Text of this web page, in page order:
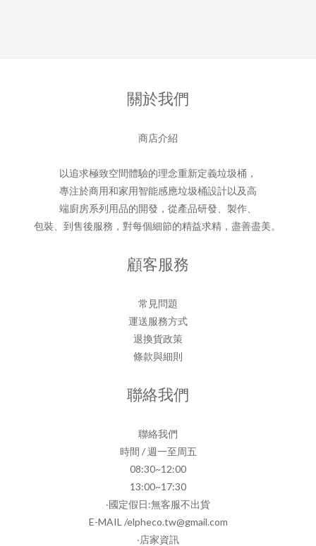
關於我們
商店介紹
以追求極致空間體驗的理念重新定義垃圾桶，
專注於商用和家用智能感應垃圾桶設計以及高
端廚房系列用品的開發，從產品研發、製作、
包裝、到售後服務，對每個細節的精益求精，盡善盡美。
顧客服務
常見問題
運送服務方式
退換貨政策
條款與細則
聯絡我們
聯絡我們
時間 / 週一至周五
08:30~12:00
13:00~17:30
‧國定假日:無客服不出貨
E-MAIL /elpheco.tw@gmail.com
‧店家資訊